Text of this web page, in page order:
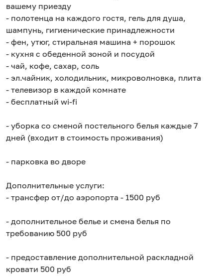
вашему приезду
- полотенца на каждого гостя, гель для душа,
шампунь, гигиенические принадлежности
- фен, утюг, стиральная машина + порошок
- кухня с обеденной зоной и посудой
- чай, кофе, сахар, соль
- эл.чайник, холодильник, микроволновка, плита
- телевизор в каждой комнате
- бесплатный wi-fi
- уборка со сменой постельного белья каждые 7
дней (входит в стоимость проживания)
- парковка во дворе
Дополнительные услуги:
- трансфер от/до аэропорта - 1500 руб
- дополнительное белье и смена белья по
требованию 500 руб
- предоставление дополнительной раскладной
кровати 500 руб